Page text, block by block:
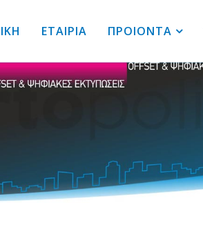
ΕΤΑΙΡΙΑ ΠΡΟΙΟΝΤΑ